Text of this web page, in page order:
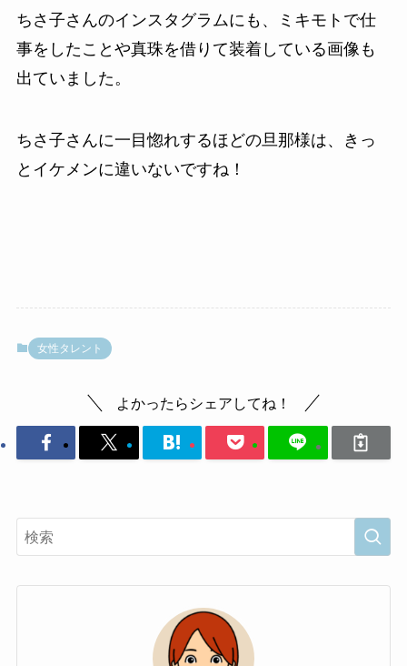
ちさ子さんのインスタグラムにも、ミキモトで仕
事をしたことや真珠を借りて装着している画像も
出ていました。
ちさ子さんに一目惚れするほどの旦那様は、きっ
とイケメンに違いないですね！
女性タレント
よかったらシェアしてね！